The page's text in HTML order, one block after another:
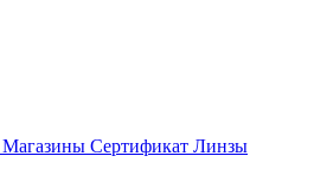
Магазины Сертификат Линзы